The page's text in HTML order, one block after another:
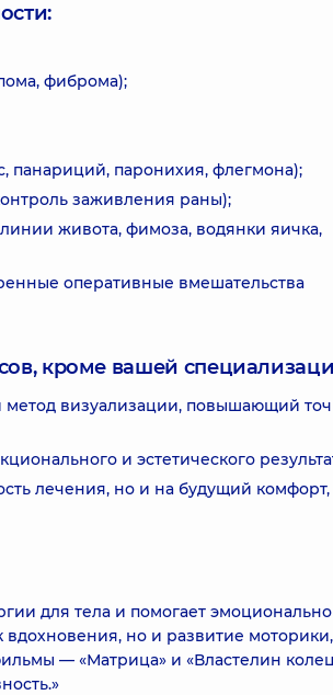
фиброма);
панариций, паронихия, флегмона);
заживления раны);
живота, фимоза, водянки яичка,
оперативные вмешательства
кроме вашей
визуализации, повышающий
и эстетического
лечения, но и на будущий комфорт,
для тела и помогает эмоционально
вдохновения, но и развитие моторики,
— «Матрица» и «Властелин